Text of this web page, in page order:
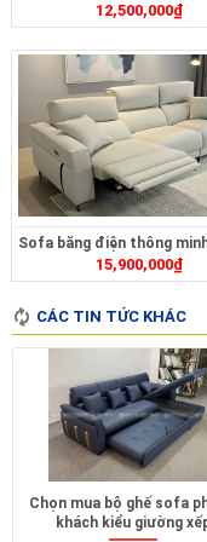
12,500,000₫
Sofa băng điện thông
15,900,000₫
CÁC TIN TỨC KHÁC
Chọn mua bộ ghế sofa
khách kiểu giường